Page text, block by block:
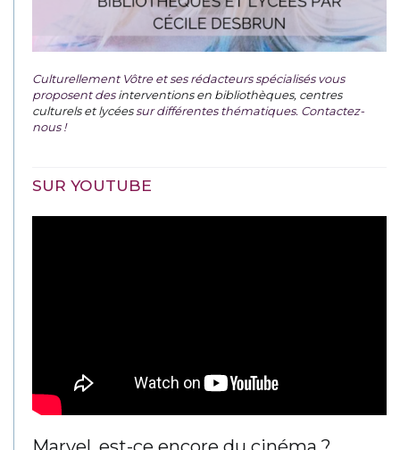
Culturellement Vôtre et ses rédacteurs spécialisés vous
proposent desinterventions en bibliothèques, centres
culturels et lycéessur différentes thématiques. Contactez-
nous !
SUR YOUTUBE